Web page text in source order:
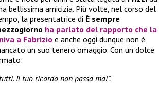
bellissima amicizia. Più volte, nel corso del
la presentatrice di È sempre
ha parlato del rapporto che la
a Fabrizio e anche oggi dunque non è
un suo tenero omaggio. Con un dolce
Il tuo ricordo non passa mai”.